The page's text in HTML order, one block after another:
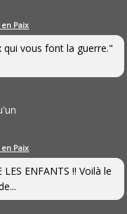
Paix
qui vous font la guerre."
Paix
ENFANTS !! Voilà le